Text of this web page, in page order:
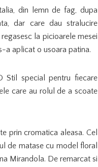
din lemn de fag, dupa
dar care dau stralucire
la picioarele mesei
a aplicat o usoara patina.
Stil special pentru fiecare
care au rolul de a scoate
prin cromatica aleasa. Cel
de matase cu model floral
Mirandola. De remarcat si